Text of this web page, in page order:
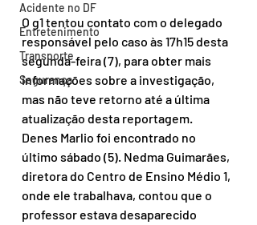
Acidente no DF
Entretenimento
Transporte
Segurança
O g1 tentou contato com o delegado
responsável pelo caso às 17h15 desta
segunda-feira (7), para obter mais
informações sobre a investigação,
mas não teve retorno até a última
atualização desta reportagem.
Denes Marlio foi encontrado no
último sábado (5). Nedma Guimarães,
diretora do Centro de Ensino Médio 1,
onde ele trabalhava, contou que o
professor estava desaparecido